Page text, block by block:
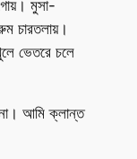
মুসা-
চারতলায়।
ভেতরে চলে
আমি ক্লান্ত